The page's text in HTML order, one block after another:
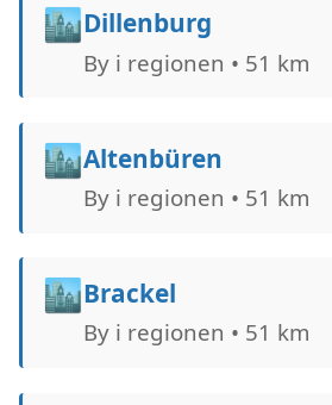
🏙️Dillenburg
By i regionen • 51 km
🏙️Altenbüren
By i regionen • 51 km
🏙️Brackel
By i regionen • 51 km